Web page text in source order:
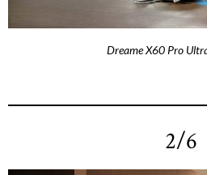
Dreame X60 Pro
2/6